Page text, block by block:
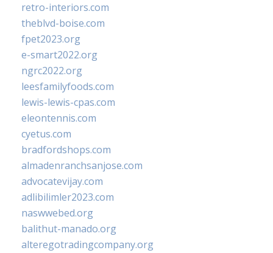
retro-interiors.com
theblvd-boise.com
fpet2023.org
e-smart2022.org
ngrc2022.org
leesfamilyfoods.com
lewis-lewis-cpas.com
eleontennis.com
cyetus.com
bradfordshops.com
almadenranchsanjose.com
advocatevijay.com
adlibilimler2023.com
naswwebed.org
balithut-manado.org
alteregotradingcompany.org